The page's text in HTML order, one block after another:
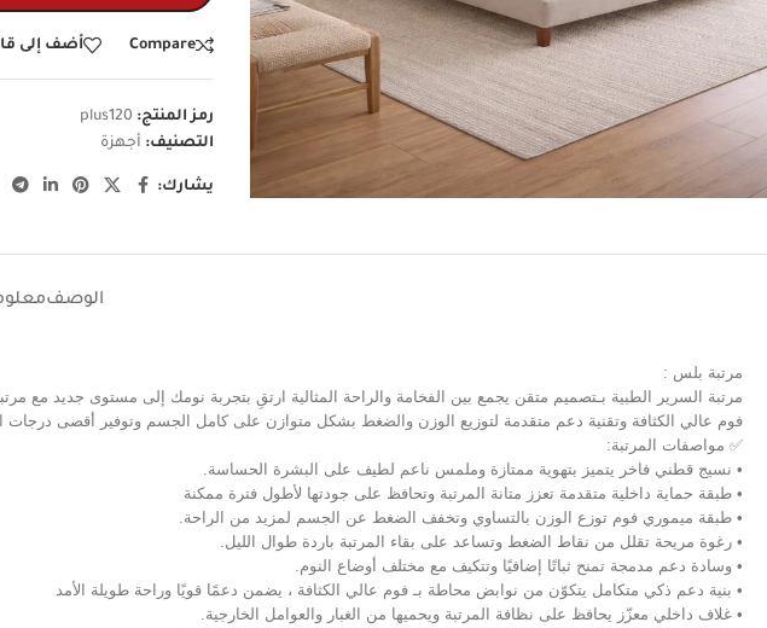
Compare أضف إلى
رمز المنتج: plus120
التصنيف: أجهزة
يشارك:
الوصف
مرتبة بلس :
مرتبة السرير الطبية بـتصميم متقن يجمع بين الفخامة والراحة المثالية ارتقِ بتجربة نومك إلى مستوى جديد
فوم عالي الكثافة وتقنية دعم متقدمة لتوزيع الوزن والضغط بشكل متوازن على كامل الجسم وتوفير أقصى درجات
✅ مواصفات المرتبة:
• نسيج قطني فاخر يتميز بتهوية ممتازة وملمس ناعم لطيف على البشرة الحساسة.
• طبقة حماية داخلية متقدمة تعزز متانة المرتبة وتحافظ على جودتها لأطول فترة ممكنة
• طبقة ميموري فوم توزع الوزن بالتساوي وتخفف الضغط عن الجسم لمزيد من الراحة.
• رغوة مريحة تقلل من نقاط الضغط وتساعد على بقاء المرتبة باردة طوال الليل.
• وسادة دعم مدمجة تمنح ثباتًا إضافيًا وتتكيف مع مختلف أوضاع النوم.
• بنية دعم ذكي متكامل يتكوّن من نوابض محاطة بـ فوم عالي الكثافة ، يضمن دعمًا قويًا وراحة طويلة الأمد
• غلاف داخلي معزّز يحافظ على نظافة المرتبة ويحميها من الغبار والعوامل الخارجية.